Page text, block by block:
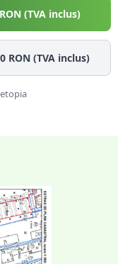
(TVA inclus)
RON (TVA inclus)